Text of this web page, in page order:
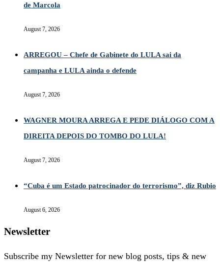
de Marcola
August 7, 2026
ARREGOU – Chefe de Gabinete do LULA sai da
campanha e LULA ainda o defende
August 7, 2026
WAGNER MOURA ARREGA E PEDE DIÁLOGO COM A
DIREITA DEPOIS DO TOMBO DO LULA!
August 7, 2026
“Cuba é um Estado patrocinador do terrorismo”, diz Rubio
August 6, 2026
Newsletter
Subscribe my Newsletter for new blog posts, tips & new